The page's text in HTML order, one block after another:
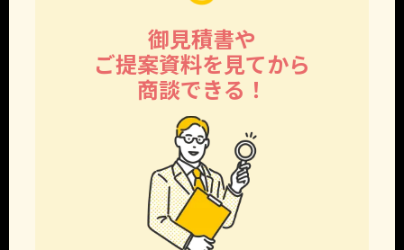
御見積書や
ご提案資料を見てから
商談できる！